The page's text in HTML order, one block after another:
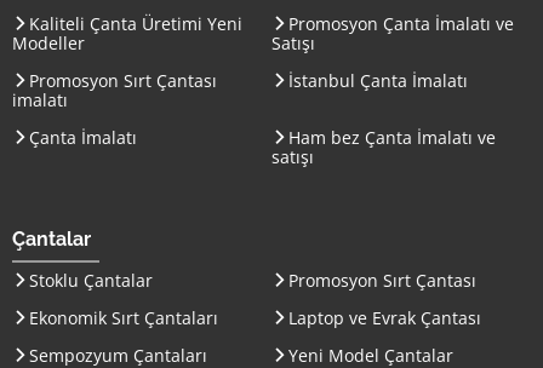
Kaliteli Çanta Üretimi Yeni
Modeller
Promosyon Çanta İmalatı ve
Satışı
Promosyon Sırt Çantası
imalatı
İstanbul Çanta İmalatı
Çanta İmalatı
Ham bez Çanta İmalatı ve
satışı
Çantalar
Stoklu Çantalar
Promosyon Sırt Çantası
Ekonomik Sırt Çantaları
Laptop ve Evrak Çantası
Sempozyum Çantaları
Yeni Model Çantalar